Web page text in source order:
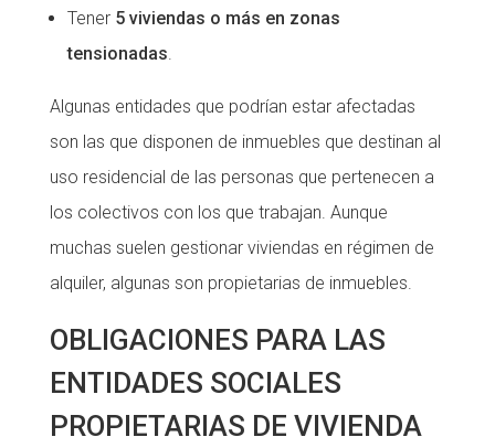
Tener 5 viviendas o más en zonas
tensionadas.
Algunas entidades que podrían estar afectadas
son las que disponen de inmuebles que destinan al
uso residencial de las personas que pertenecen a
los colectivos con los que trabajan. Aunque
muchas suelen gestionar viviendas en régimen de
alquiler, algunas son propietarias de inmuebles.
OBLIGACIONES PARA LAS
ENTIDADES SOCIALES
PROPIETARIAS DE VIVIENDA
Fundesplai als mitjans
COL·LABORA
Fes voluntariat
Fes un donatiu
Treballa amb nosaltres
Fundesplai als mitjans
COL·LABORA
Fes voluntariat
Fes un donatiu
Treballa amb nosaltres